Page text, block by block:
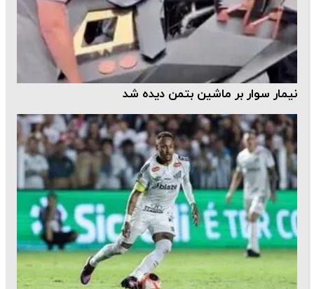
نیمار سوار بر ماشین بتمن دیده شد